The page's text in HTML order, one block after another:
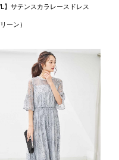
L】サテンスカラレースドレス
リーン）